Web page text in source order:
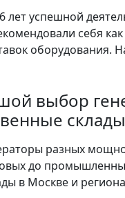
лет успешной
себя
оборудования.
выбор
склады
разных
до
в Москве и